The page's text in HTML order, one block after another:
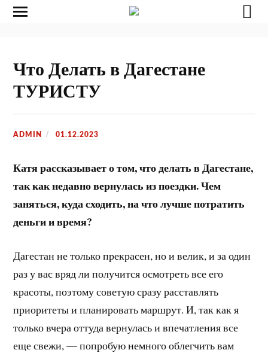
Что Делать в Дагестане
ТУРИСТУ
ADMIN 01.12.2023
Катя рассказывает о том, что делать в Дагестане,
так как недавно вернулась из поездки. Чем
заняться, куда сходить, на что лучше потратить
деньги и время?
Дагестан не только прекрасен, но и велик, и за один
раз у вас вряд ли получится осмотреть все его
красоты, поэтому советую сразу расставлять
приоритеты и планировать маршрут. И, так как я
только вчера оттуда вернулась и впечатления все
еще свежи, — попробую немного облегчить вам